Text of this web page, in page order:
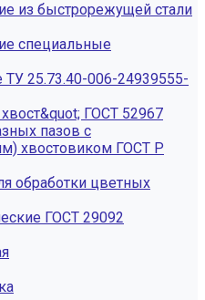
из быстрорежущей стали
специальные
25.73.40-006-24939555-
ГОСТ 52967
пазов с
хвостовиком ГОСТ Р
обработки цветных
ГОСТ 29092